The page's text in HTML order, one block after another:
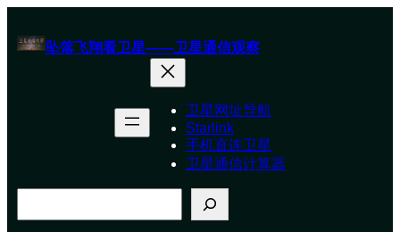
内
坠落飞翔看卫星——卫星通信观察
卫星网址导航
Starlink
手机直连卫星
卫星通信计算器